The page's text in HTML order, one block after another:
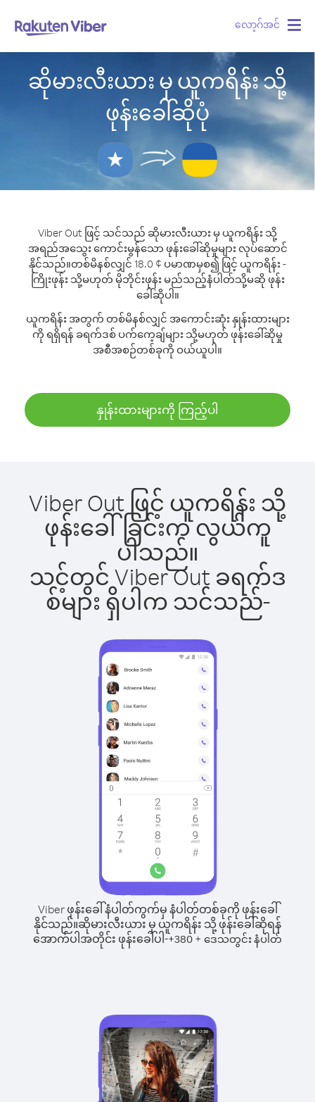
လော့ဂ်အင်
ဆိုမားလီးယား မှ ယူကရိန်း သို့
ဖုန်းခေါ်ဆိုပုံ
Viber Out ဖြင့် သင်သည် ဆိုမားလီးယား မှ ယူကရိန်း သို့
အရည်အသွေး ကောင်းမွန်သော ဖုန်းခေါ်ဆိုမှုများ လုပ်ဆောင်
နိုင်သည်။တစ်မိနစ်လျှင် 18.0 ¢ ပမာဏမှစ၍ ဖြင့် ယူကရိန်း -
ကြိုးဖုန်း သို့မဟုတ် မိုဘိုင်းဖုန်း မည်သည့်နံပါတ်သို့မဆို ဖုန်း
ခေါ်ဆိုပါ။
ယူကရိန်း အတွက် တစ်မိနစ်လျှင် အကောင်းဆုံး နှုန်းထားများ
ကို ရရှိရန် ခရက်ဒစ် ပက်ကေ့ချ်များ သို့မဟုတ် ဖုန်းခေါ်ဆိုမှု
အစီအစဉ်တစ်ခုကို ဝယ်ယူပါ။
နှုန်းထားများကို ကြည့်ပါ
Viber Out ဖြင့် ယူကရိန်း သို့
ဖုန်းခေါ်ခြင်းက လွယ်ကူ
ပါသည်။
သင့်တွင် Viber Out ခရက်ဒ
စ်များ ရှိပါက သင်သည်-
Viber ဖုန်းခေါ်နံပါတ်ကွက်မှ နံပါတ်တစ်ခုကို ဖုန်းခေါ်
နိုင်သည်။ဆိုမားလီးယား မှ ယူကရိန်း သို့ ဖုန်းခေါ်ဆိုရန်
အောက်ပါအတိုင်း ဖုန်းခေါ်ပါ-+380 + ဒေသတွင်း နံပါတ်